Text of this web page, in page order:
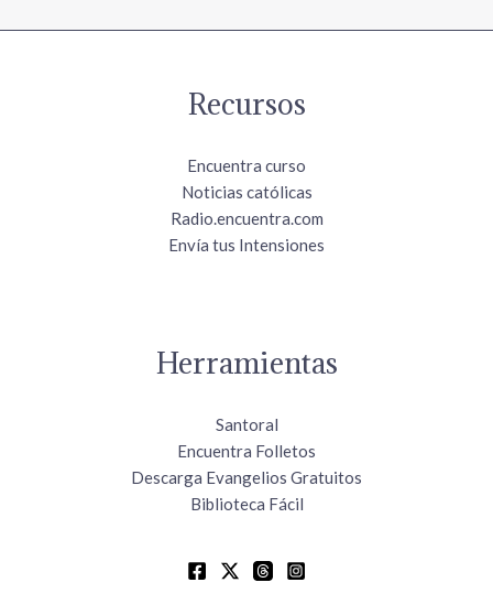
Recursos
Encuentra curso
Noticias católicas
Radio.encuentra.com
Envía tus Intensiones
Herramientas
Santoral
Encuentra Folletos
Descarga Evangelios Gratuitos
Biblioteca Fácil